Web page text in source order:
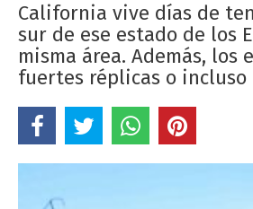
California vive días de
sur de ese estado de los
misma área. Además,
fuertes réplicas o